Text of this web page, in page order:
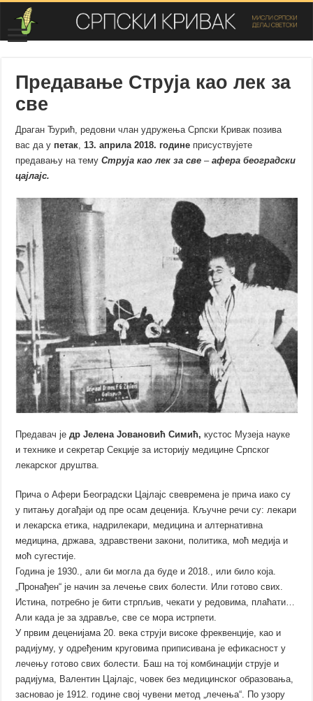
Предавање Струја као лек за
све
Драган Ђурић, редовни члан удружења Српски Кривак позива
вас да у петак 13. априла 2018. године присуствујете
предавању на тему Струја као лек за све–афера београдски
цајлајс.
Предавач једр Јелена Јовановић Симић,кустос Музеја науке
и технике и секретар Секције за историју медицине Српског
лекарског друштва.
Прича о Афери Београдски Цајлајс свевремена је прича иако су
у питању догађаји од пре осам деценија. Кључне речи су: лекари
и лекарска етика, надрилекари, медицина и алтернативна
медицина, држава, здравствени закони, политика, моћ медија и
моћ сугестије.
Година је 1930., али би могла да буде и 2018., или било која.
„Пронађен“ је начин за лечење свих болести. Или готово свих.
Истина, потребно је бити стрпљив, чекати у редовима, плаћати…
Али када је за здравље, све се мора истрпети.
У првим деценијама 20. века струји високе фреквенције, као и
радијуму, у одређеним круговима приписивана је ефикасност у
лечењу готово свих болести. Баш на тој комбинацији струје и
радијума, Валентин Цајлајс, човек без медицинског образовања,
засновао је 1912. године свој чувени метод „лечења“. По узору